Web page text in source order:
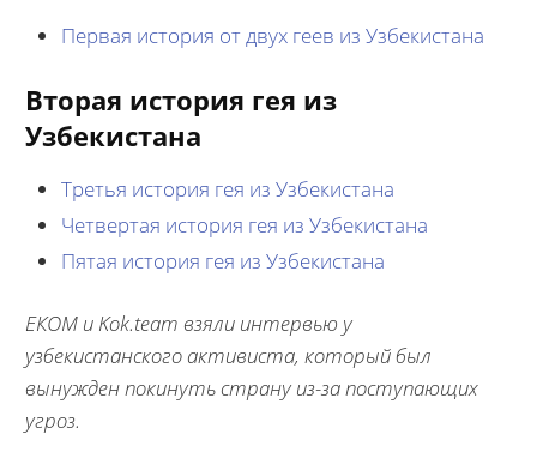
Первая история от двух геев из Узбекистана
Вторая история гея из
Узбекистана
Третья история гея из Узбекистана
Четвертая история гея из Узбекистана
Пятая история гея из Узбекистана
ЕКОМ и Kok.team взяли интервью у
узбекистанского активиста, который был
вынужден покинуть страну из-за поступающих
угроз.